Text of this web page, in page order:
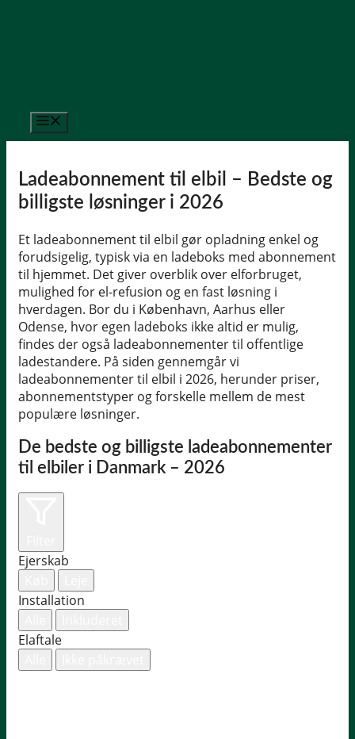
Ladeabonnement til elbil – Bedste og
billigste løsninger i 2026
Et ladeabonnement til elbil gør opladning enkel og
forudsigelig, typisk via en ladeboks med abonnement
til hjemmet. Det giver overblik over elforbruget,
mulighed for el-refusion og en fast løsning i
hverdagen. Bor du i København, Aarhus eller
Odense, hvor egen ladeboks ikke altid er mulig,
findes der også ladeabonnementer til offentlige
ladestandere. På siden gennemgår vi
ladeabonnementer til elbil i 2026, herunder priser,
abonnementstyper og forskelle mellem de mest
populære løsninger.
De bedste og billigste ladeabonnementer
til elbiler i Danmark – 2026
Ejerskab
Installation
Elaftale